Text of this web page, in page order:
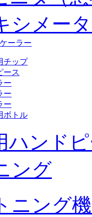
シメー
ーラー
チップ
ース
ー
ー
ー
ボトル
ハンド
ング
ニング